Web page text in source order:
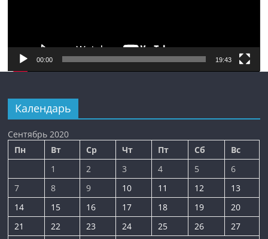
00:00 19:43
Календарь
Сентябрь 2020
Пн
Вт Ср Чт Пт Сб
Вс
1
2 3 4 5
6
7
8 9 10 11 12
13
14
15 16 17 18 19
20
21
22 23 24 25 26
27